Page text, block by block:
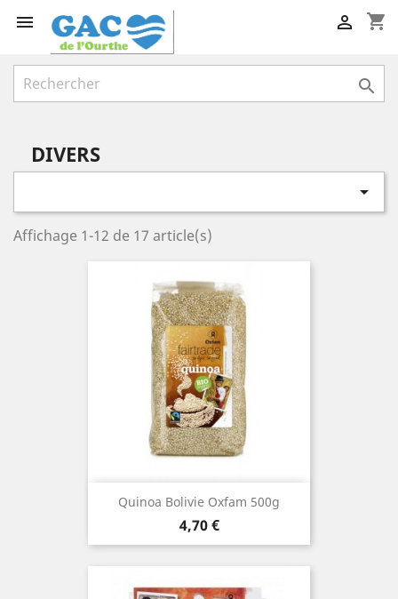
 shopping_cart


DIVERS

Affichage 1-12 de 17 article(s)
Quinoa Bolivie Oxfam 500g
Prix
4,70 €